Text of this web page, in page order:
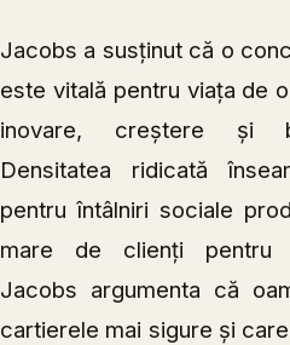
Jacobs a susținut că o
este vitală pentru viața de
inovare, creștere și
Densitatea ridicată
pentru întâlniri sociale
mare de clienți pentru
Jacobs argumenta că
cartierele mai sigure și